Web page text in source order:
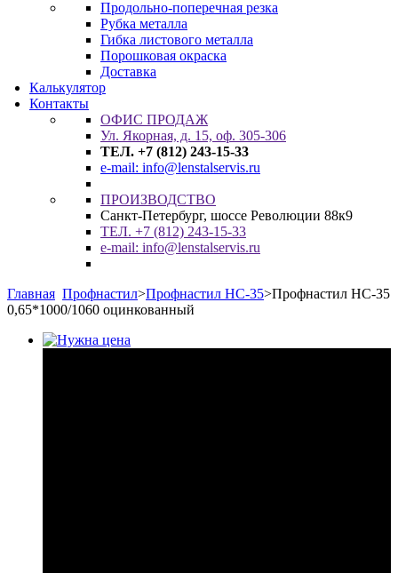
Продольно-поперечная резка
Рубка металла
Гибка листового металла
Порошковая окраска
Доставка
Калькулятор
Контакты
ОФИС ПРОДАЖ
Ул. Якорная, д. 15, оф. 305-306
ТЕЛ. +7 (812) 243-15-33
e-mail: info@lenstalservis.ru
ПРОИЗВОДСТВО
Санкт-Петербург, шоссе Революции 88к9
ТЕЛ. +7 (812) 243-15-33
e-mail: info@lenstalservis.ru
Главная Профнастил>Профнастил НС-35>Профнастил НС-35
0,65*1000/1060 оцинкованный